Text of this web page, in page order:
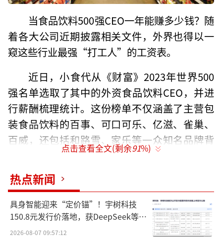
当食品饮料500强CEO一年能赚多少钱？随
着各大公司近期披露相关文件，外界也得以一
窥这些行业最强“打工人”的工资表。
近日，小食代从《财富》2023年世界500
强名单选取了其中的外资食品饮料CEO，并进
行薪酬梳理统计。这份榜单不仅涵盖了主营包
装食品饮料的百事、可口可乐、亿滋、雀巢、
百威，还包括和路雪、家乐等一众知名品牌背
后的联合利华，以及全球最大咖啡连锁星巴
克。此外，本次统计也涵盖了曾多次登上500
强、但在2023年暂别榜单的卡夫亨氏、达能集
团。
从统计结果来看，几乎所有CEO都在2023
点击查看全文(剩余91%)
热点新闻
具身智能迎来“定价锚”！宇树科技
150.8元发行价落地，获DeepSeek等豪
华战配加持
2026-08-07 09:57:12